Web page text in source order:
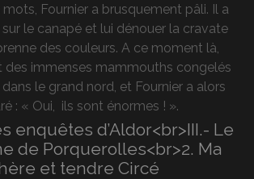
mots, Fournier a brusquement pâli. Il a
sur le canapé et lui dénouer la cravate
des couleurs. A ce moment là,
des immenses mammouths congelés
dans le grand nord, et Fournier a alors
: « Oui, ils sont énormes ! ».
enquêtes d’Aldor<br>III.- Le
de Porquerolles<br>2. Ma
et tendre Circé